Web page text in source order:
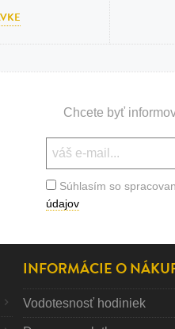
Chcete byť
Súhlasím so
údajov
INFORMÁCIE O
Vodotesnosť hodiniek